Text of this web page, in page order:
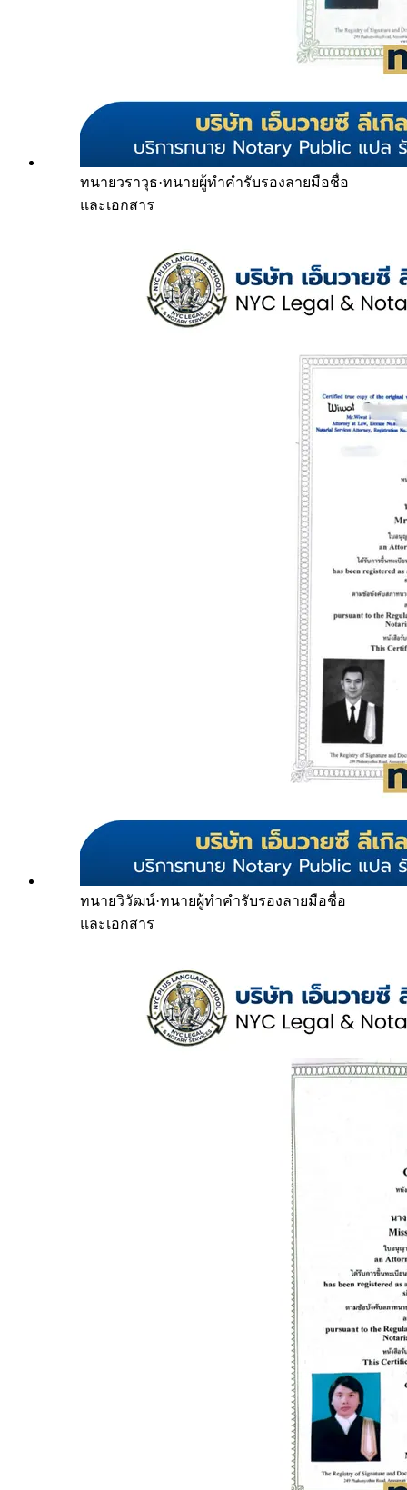
ทนายวราวุธ·ทนายผู้ทำคำรับรองลายมือชื่อ
และเอกสาร
ทนายวิวัฒน์·ทนายผู้ทำคำรับรองลายมือชื่อ
และเอกสาร